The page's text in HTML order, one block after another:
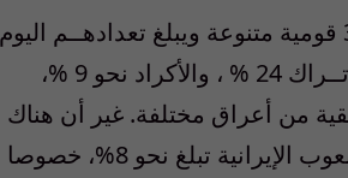
وطبقا للبيانات الرسمية الايرانية، فإن سكان إيران ينتمون إلى 30 قومية متنوعة ويبلغ تعدادهــم اليوم
نحو 73 مليون نسمة، يشكل منهم الفـــــرس 51 % والآذاريون الأتــراك 24 % ، والأكراد نحو 9 %،
نحو8 %، والعرب 3%، والبلوش 2%، والبقية من أعراق مختلفة. غير أن هناك
من يدحض هذه البيانات ويؤكد أن نسبة العرب ضمن مكونات الشعوب الإيرانية تبلغ نحو 8%، خصوصا